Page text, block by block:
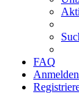
FAQ
Anmelden